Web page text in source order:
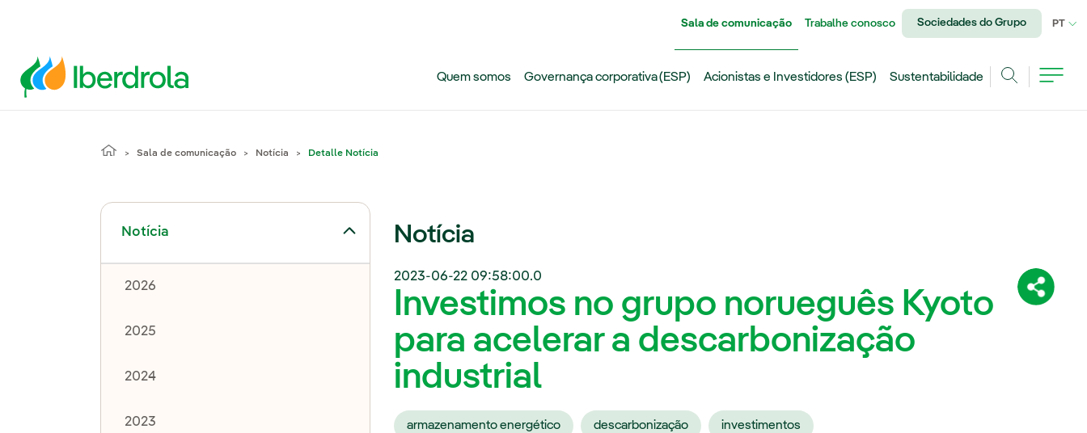
Sala de comunicação Trabalhe conosco Sociedades do Grupo PT
Quem somos Governança corporativa (ESP) Acionistas e Investidores (ESP)
Sustentabilidade
Sala de comunicação Notícia Detalle Notícia
Notícia
Alternar submenu de Notícia
2026
2025
2024
2023
Notícia
2023-06-22 09:58:00.0
Investimos no grupo norueguês Kyoto
para acelerar a descarbonização
industrial
armazenamento energético descarbonização investimentos